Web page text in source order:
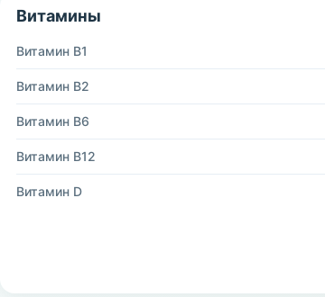
Витамины
Витамин B1
Витамин B2
Витамин B6
Витамин B12
Витамин D